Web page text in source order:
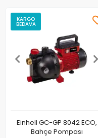
KARGO
BEDAVA
Einhell GC-GP 8042 ECO,
Bahçe Pompası